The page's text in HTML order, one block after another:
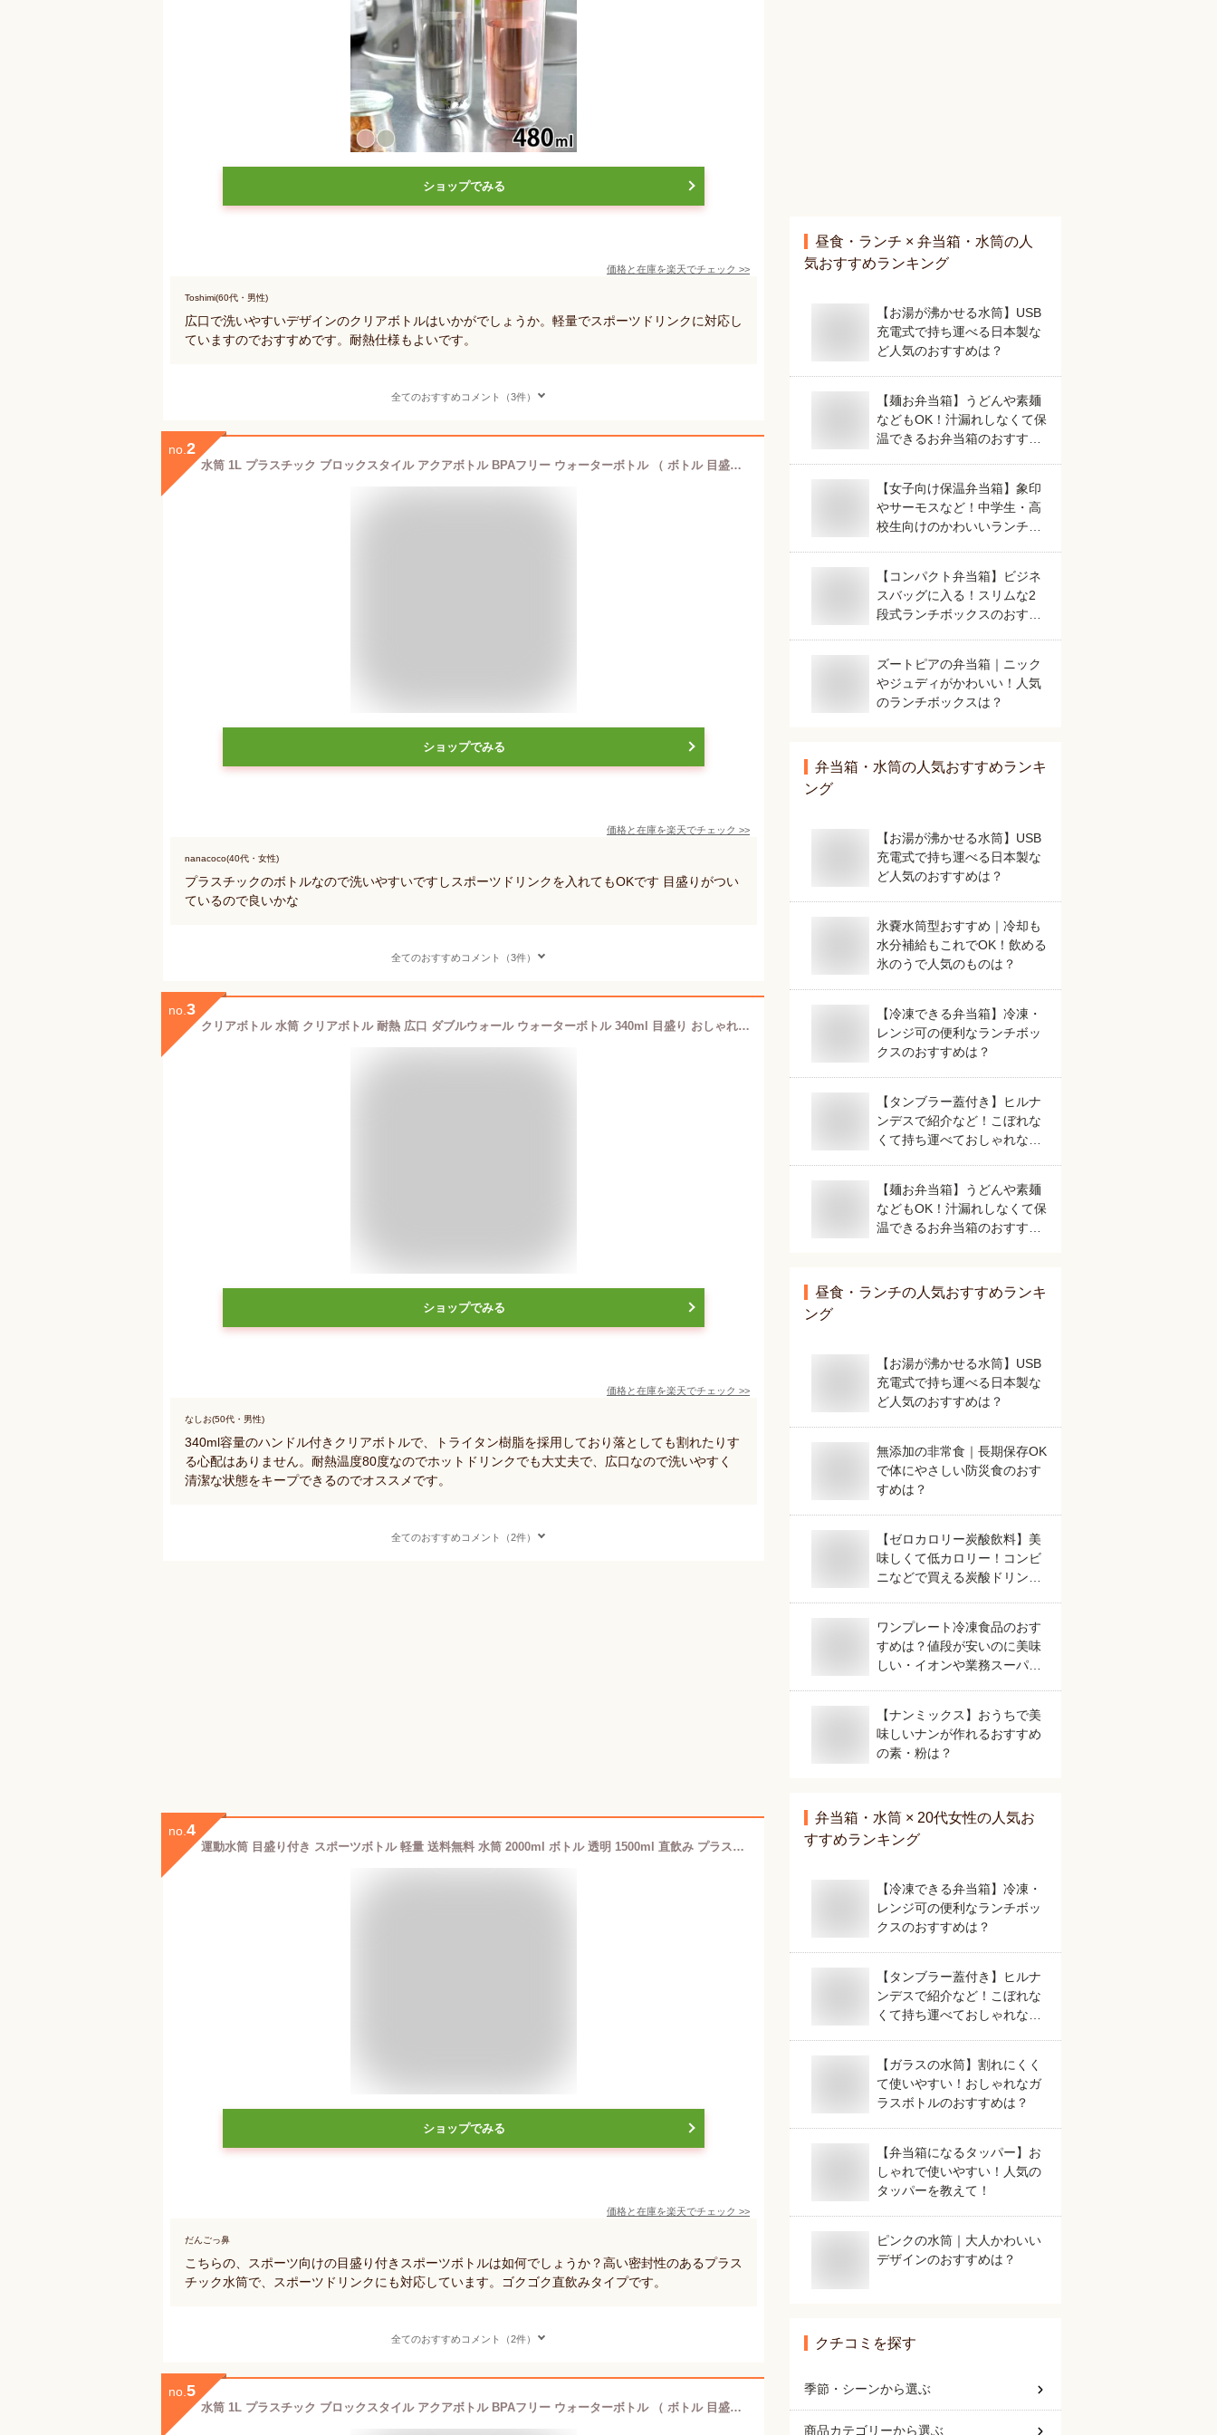
ショップでみる
価格と在庫を楽天でチェック >>
Toshimi(60代・男性)
広口で洗いやすいデザインのクリアボトルはいかがでしょうか。軽量でスポーツドリンクに対応し
ていますのでおすすめです。耐熱仕様もよいです。
全てのおすすめコメント（3件）
no. 2
水筒 1L プラスチック ブロックスタイル アクアボトル BPAフリー ウォーターボトル （ ボトル 目盛り付き クリア プラボトル スポーツ 1リットル 1L スポーツドリンク クリアボトル ダイレクトボトル 直飲み 軽い スタッキング ） 【39ショップ】
ショップでみる
価格と在庫を楽天でチェック >>
nanacoco(40代・女性)
プラスチックのボトルなので洗いやすいですしスポーツドリンクを入れてもOKです 目盛りがつい
ているので良いかな
全てのおすすめコメント（3件）
no. 3
クリアボトル 水筒 クリアボトル 耐熱 広口 ダブルウォール ウォーターボトル 340ml 目盛り おしゃれ プラスチックボトル トライタン BPAフリー 水 お茶 プロテイン シェイカー スポーツ飲料 透明 水筒 ハンドル付き 軽量 ジム 水分補給
ショップでみる
価格と在庫を楽天でチェック >>
なしお(50代・男性)
340ml容量のハンドル付きクリアボトルで、トライタン樹脂を採用しており落としても割れたりす
る心配はありません。耐熱温度80度なのでホットドリンクでも大丈夫で、広口なので洗いやすく
清潔な状態をキープできるのでオススメです。
全てのおすすめコメント（2件）
no. 4
運動水筒 目盛り付き スポーツボトル 軽量 送料無料 水筒 2000ml ボトル 透明 1500ml 直飲み プラスチック 高い密封性 1100ml 3000ml スポーツドリンクボトル 軽い 子供 大人 大容量 軽量 耐冷耐熱 フィルター付き 可愛い ウォーターボトル
ショップでみる
価格と在庫を楽天でチェック >>
だんごっ鼻
こちらの、スポーツ向けの目盛り付きスポーツボトルは如何でしょうか？高い密封性のあるプラス
チック水筒で、スポーツドリンクにも対応しています。ゴクゴク直飲みタイプです。
全てのおすすめコメント（2件）
no. 5
水筒 1L プラスチック ブロックスタイル アクアボトル BPAフリー ウォーターボトル （ ボトル 目盛り付き クリア プラボトル スポーツ 1リットル 1L スポーツドリンク クリアボトル ダイレクトボトル 直飲み 軽い スタッキング ）
昼食・ランチ × 弁当箱・水筒の人
気おすすめランキング
【お湯が沸かせる水筒】USB
充電式で持ち運べる日本製な
ど人気のおすすめは？
【麺お弁当箱】うどんや素麺
などもOK！汁漏れしなくて保
温できるお弁当箱のおすすめ
【女子向け保温弁当箱】象印
やサーモスなど！中学生・高
校生向けのかわいいランチジ
【コンパクト弁当箱】ビジネ
スバッグに入る！スリムな2
段式ランチボックスのおすす
ズートピアの弁当箱｜ニック
やジュディがかわいい！人気
のランチボックスは？
弁当箱・水筒の人気おすすめランキ
ング
【お湯が沸かせる水筒】USB
充電式で持ち運べる日本製な
ど人気のおすすめは？
氷嚢水筒型おすすめ｜冷却も
水分補給もこれでOK！飲める
氷のうで人気のものは？
【冷凍できる弁当箱】冷凍・
レンジ可の便利なランチボッ
クスのおすすめは？
【タンブラー蓋付き】ヒルナ
ンデスで紹介など！こぼれな
くて持ち運べておしゃれな人
【麺お弁当箱】うどんや素麺
などもOK！汁漏れしなくて保
温できるお弁当箱のおすすめ
昼食・ランチの人気おすすめランキ
ング
【お湯が沸かせる水筒】USB
充電式で持ち運べる日本製な
ど人気のおすすめは？
無添加の非常食｜長期保存OK
で体にやさしい防災食のおす
すめは？
【ゼロカロリー炭酸飲料】美
味しくて低カロリー！コンビ
ニなどで買える炭酸ドリンク
ワンプレート冷凍食品のおす
すめは？値段が安いのに美味
しい・イオンや業務スーパー
【ナンミックス】おうちで美
味しいナンが作れるおすすめ
の素・粉は？
弁当箱・水筒 × 20代女性の人気お
すすめランキング
【冷凍できる弁当箱】冷凍・
レンジ可の便利なランチボッ
クスのおすすめは？
【タンブラー蓋付き】ヒルナ
ンデスで紹介など！こぼれな
くて持ち運べておしゃれな人
【ガラスの水筒】割れにくく
て使いやすい！おしゃれなガ
ラスボトルのおすすめは？
【弁当箱になるタッパー】お
しゃれで使いやすい！人気の
タッパーを教えて！
ピンクの水筒｜大人かわいい
デザインのおすすめは？
クチコミを探す
季節・シーンから選ぶ
商品カテゴリーから選ぶ